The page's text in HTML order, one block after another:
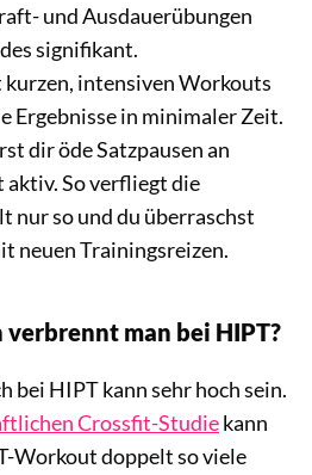
und Ausdauerübungen
signifikant.
intensiven Workouts
Ergebnisse in minimaler Zeit.
dir öde Satzpausen an
So verfliegt die
nur so und du überraschst
neuen Trainingsreizen.
man bei HIPT?
bei HIPT kann sehr hoch sein.
Crossfit-Studiekann
Workout doppelt so viele